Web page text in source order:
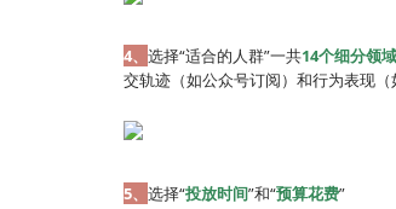
4、 选择“适合的人群”一共14个细分领域
交轨迹（如公众号订阅）和行为表现（
5、 选择“投放时间”和“预算花费”